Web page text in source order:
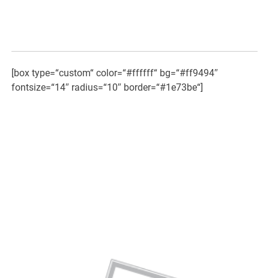
[box type=“custom“ color=“#ffffff“ bg=“#ff9494″
fontsize=“14″ radius=“10″ border=“#1e73be“]